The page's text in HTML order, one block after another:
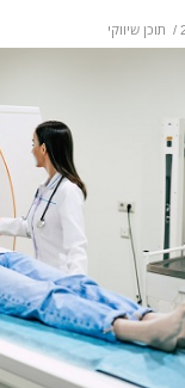
/ תוכן שיווקי